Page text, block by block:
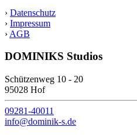
› Datenschutz
› Impressum
› AGB
DOMINIKS Studios
Schützenweg 10 - 20
95028 Hof
09281-40011
info@dominik-s.de